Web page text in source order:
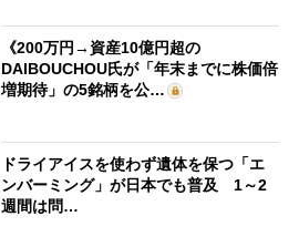
《200万円→資産10億円超の
DAIBOUCHOU氏が「年末までに株価倍
増期待」の5銘柄を公…
ドライアイスを使わず遺体を保つ「エ
ンバーミング」が日本でも普及 1～2
週間は問…